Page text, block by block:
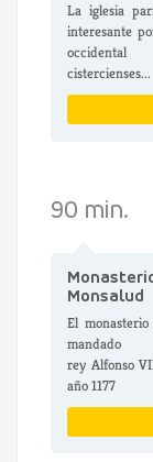
La iglesia
interesante
cistercienses...
90 min.
Monsalud
El
rey Alfonso
año 1177